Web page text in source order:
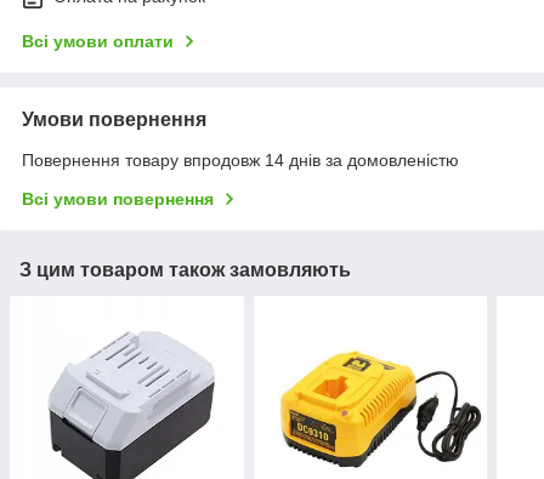
Всі умови оплати
Умови повернення
Повернення товару впродовж 14 днів за домовленістю
Всі умови повернення
З цим товаром також замовляють